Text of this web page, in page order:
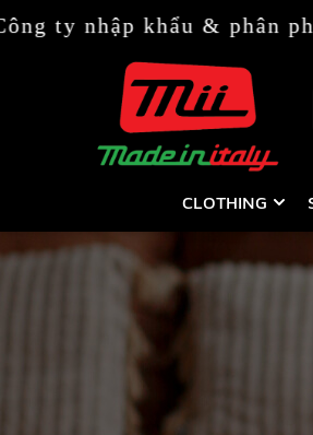
khẩu & phân phối độc
CLOTHING